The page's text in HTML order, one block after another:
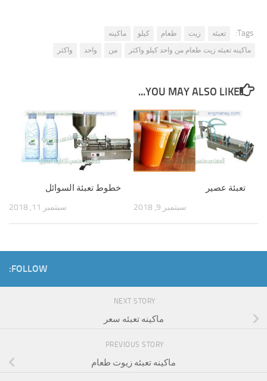
Tags: تعبئه زيت طعام كيلو
ماكينه
ماكينه تعبئه زيت طعام من واحد كيلو واكثر
من واحد واكثر
YOU MAY ALSO LIKE...
خطوط تعبئة السوائل
سبتمبر 11, 2018
تعبئة عصير
سبتمبر 9, 2018
FOLLOW:
NEXT STORY
ماكينه تعبئه سعر
PREVIOUS STORY
ماكينه تعبئه زيوت طعام